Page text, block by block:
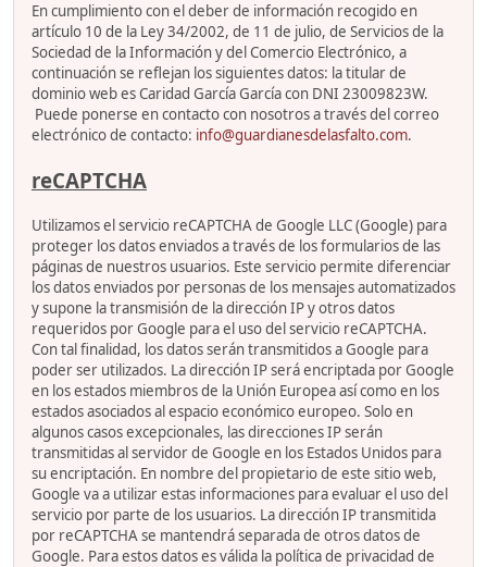
En cumplimiento con el deber de información recogido en
artículo 10 de la Ley 34/2002, de 11 de julio, de Servicios de la
Sociedad de la Información y del Comercio Electrónico, a
continuación se reflejan los siguientes datos: la titular de
dominio web es Caridad García García con DNI 23009823W.
Puede ponerse en contacto con nosotros a través del correo
electrónico de contacto: info@guardianesdelasfalto.com.
reCAPTCHA
Utilizamos el servicio reCAPTCHA de Google LLC (Google) para
proteger los datos enviados a través de los formularios de las
páginas de nuestros usuarios. Este servicio permite diferenciar
los datos enviados por personas de los mensajes automatizados
y supone la transmisión de la dirección IP y otros datos
requeridos por Google para el uso del servicio reCAPTCHA.
Con tal finalidad, los datos serán transmitidos a Google para
poder ser utilizados. La dirección IP será encriptada por Google
en los estados miembros de la Unión Europea así como en los
estados asociados al espacio económico europeo. Solo en
algunos casos excepcionales, las direcciones IP serán
transmitidas al servidor de Google en los Estados Unidos para
su encriptación. En nombre del propietario de este sitio web,
Google va a utilizar estas informaciones para evaluar el uso del
servicio por parte de los usuarios. La dirección IP transmitida
por reCAPTCHA se mantendrá separada de otros datos de
Google. Para estos datos es válida la política de privacidad de